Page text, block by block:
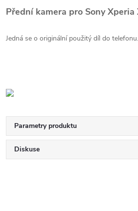
Přední kamera pro Sony Xperia
Jedná se o originální použitý díl do telefonu.
Parametry produktu
Diskuse